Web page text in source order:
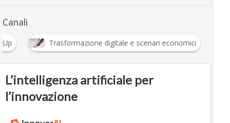
Canali
Trasformazione digitale e scenari economici
L’intelligenza artificiale per
l’innovazione